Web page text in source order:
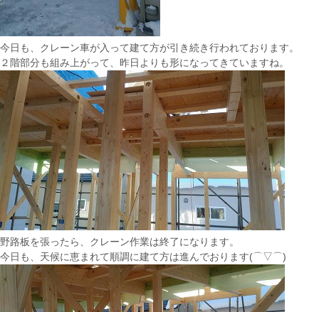
今日も、クレーン車が入って建て方が引き続き行われております。
２階部分も組み上がって、昨日よりも形になってきていますね。
野路板を張ったら、クレーン作業は終了になります。
今日も、天候に恵まれて順調に建て方は進んでおります(⌒▽⌒)